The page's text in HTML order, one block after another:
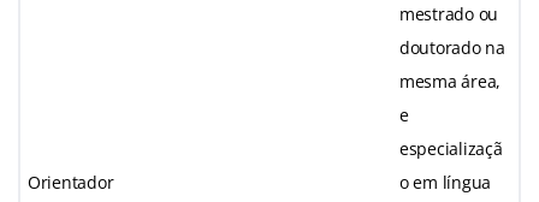
Orientador
mestrado ou
doutorado na
mesma área,
e
especializaçã
o em língua